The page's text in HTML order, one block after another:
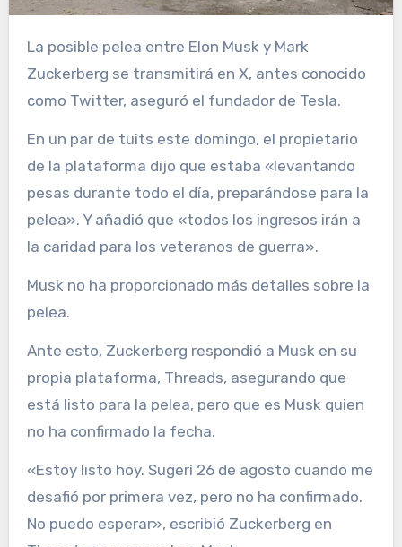
La posible pelea entre Elon Musk y Mark
Zuckerberg se transmitirá en X, antes conocido
como Twitter, aseguró el fundador de Tesla.
En un par de tuits este domingo, el propietario
de la plataforma dijo que estaba «levantando
pesas durante todo el día, preparándose para la
pelea». Y añadió que «todos los ingresos irán a
la caridad para los veteranos de guerra».
Musk no ha proporcionado más detalles sobre la
pelea.
Ante esto, Zuckerberg respondió a Musk en su
propia plataforma, Threads, asegurando que
está listo para la pelea, pero que es Musk quien
no ha confirmado la fecha.
«Estoy listo hoy. Sugerí 26 de agosto cuando me
desafió por primera vez, pero no ha confirmado.
No puedo esperar», escribió Zuckerberg en